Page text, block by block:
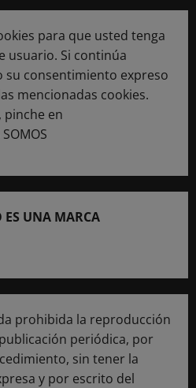
para que usted tenga
usuario. Si continúa
su consentimiento expreso
mencionadas cookies.
pinche en
ES UNA MARCA
prohibida la reproducción
periódica, por
sin tener la
y por escrito del